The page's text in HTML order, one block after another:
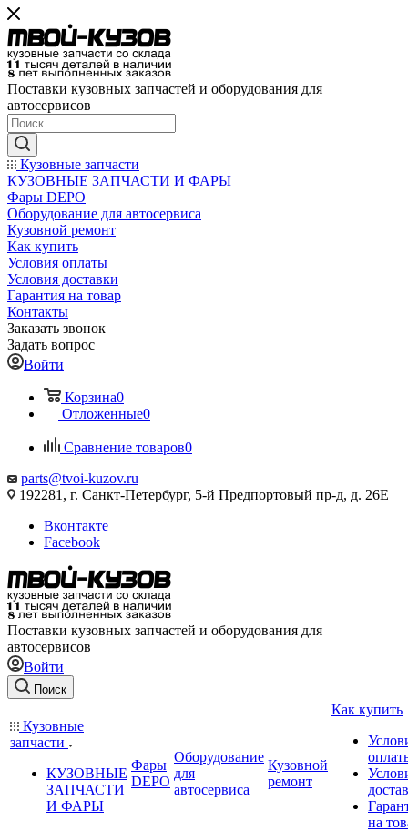
Поставки кузовных запчастей и оборудования для
автосервисов
Кузовные запчасти
КУЗОВНЫЕ ЗАПЧАСТИ И ФАРЫ
Фары DEPO
Оборудование для автосервиса
Кузовной ремонт
Как купить
Условия оплаты
Условия доставки
Гарантия на товар
Контакты
Заказать звонок
Задать вопрос
Войти
Корзина0
Отложенные0
Сравнение товаров0
parts@tvoi-kuzov.ru
192281, г. Санкт-Петербург, 5-й Предпортовый пр-д, д. 26Е
Вконтакте
Facebook
Поставки кузовных запчастей и оборудования для
автосервисов
Войти
Поиск
Кузовные
запчасти
КУЗОВНЫЕ
ЗАПЧАСТИ
И ФАРЫ
Фары
DEPO
Оборудование
для
автосервиса
Кузовной
ремонт
Как купить
на